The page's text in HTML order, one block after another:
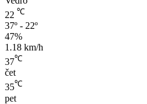
22 ℃
37º - 22º
47%
1.18 km/h
37℃
čet
35℃
pet